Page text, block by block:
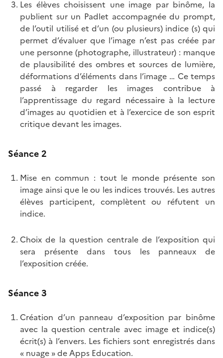
Les élèves choisissent une image par binôme, la
publient sur un Padlet accompagnée du prompt,
de l’outil utilisé et d’un (ou plusieurs) indice (s) qui
permet d’évaluer que l’image n’est pas créée par
une personne (photographe, illustrateur) : manque
de plausibilité des ombres et sources de lumière,
déformations d’éléments dans l’image … Ce temps
passé à regarder les images contribue à
l’apprentissage du regard nécessaire à la lecture
d’images au quotidien et à l’exercice de son esprit
critique devant les images.
Séance 2
Mise en commun : tout le monde présente son
image ainsi que le ou les indices trouvés. Les autres
élèves participent, complètent ou réfutent un
indice.
Choix de la question centrale de l’exposition qui
sera présente dans tous les panneaux de
l’exposition créée.
Séance 3
Création d’un panneau d’exposition par binôme
avec la question centrale avec image et indice(s)
écrit(s) à l’envers. Les fichiers sont enregistrés dans
« nuage » de Apps Education.